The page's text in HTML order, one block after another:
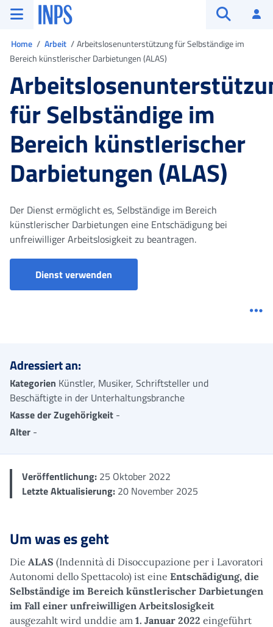
Zum Hauptmenü
Zum Hauptinhalt springen
Zu der Fußzeile
INPS ()
Home Arbeit
Arbeitslosenunterstützung für Selbständige im
Bereich künstlerischer Darbietungen (ALAS)
für Selbständige im
Bereich künstlerischer
Darbietungen (ALAS)
Der Dienst ermöglicht es, Selbständige im Bereich
künstlerischer Darbietungen eine Entschädigung bei
unfreiwilliger Arbeitslosigkeit zu beantragen.
Dienst verwenden
Adressiert an:
Kategorien Künstler, Musiker, Schriftsteller und
Beschäftigte in der Unterhaltungsbranche
Kasse der Zugehörigkeit -
Alter -
Veröffentlichung: 25 Oktober 2022
Letzte Aktualisierung: 20 November 2025
Um was es geht
Die ALAS (Indennità di Disoccupazione per i Lavoratori
Autonomi dello Spettacolo) ist eine Entschädigung, die
Selbständige im Bereich künstlerischer Darbietungen
im Fall einer unfreiwilligen Arbeitslosigkeit
ausgezahlt wird unddie am 1. Januar 2022 eingeführt